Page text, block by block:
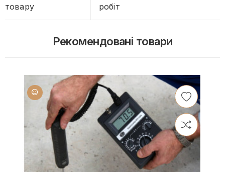
товару
робіт
Рекомендовані товари